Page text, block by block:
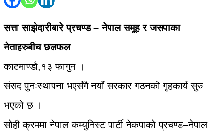
सत्ता साझेदारीबारे प्रचण्ड – नेपाल समूह र जसपाका
नेताहरुबीच छलफल
काठमाण्डौ,१३ फागुन ।
संसद पुनःस्थापना भएसँगै नयाँ सरकार गठनको गृहकार्य सुरु
भएको छ ।
सोही क्रममा नेपाल कम्युनिस्ट पार्टी नेकपाको प्रचण्ड–नेपाल